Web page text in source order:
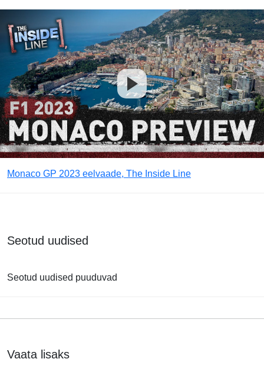
Monaco GP 2023 eelvaade, The Inside Line
Seotud uudised
Seotud uudised puuduvad
Vaata lisaks